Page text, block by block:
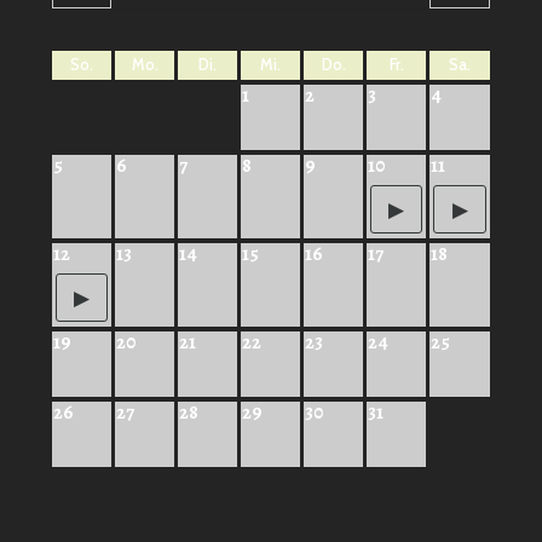
So. Mo. Di. Mi. Do. Fr. Sa.
1 2 3 4
5 6 7 8 9 10 11
12 13 14 15 16 17 18
19 20 21 22 23 24 25
26 27 28 29 30 31